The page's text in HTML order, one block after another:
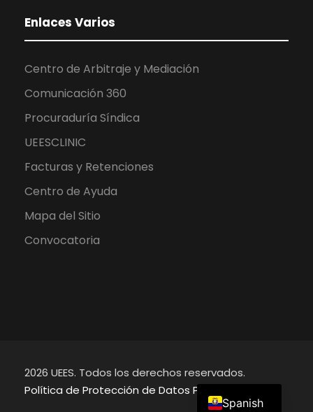
Enlaces Varios
Centro de Arbitraje y Mediación
Comunicación 360
Procuraduría Síndica
UEESCLINIC
Facturas y Retenciones
Centro de Ayuda
Mapa del Sitio
Convocatoria
2026 UEES. Todos los derechos reservados.
Política de Protección de Datos Personales
Spanish
English